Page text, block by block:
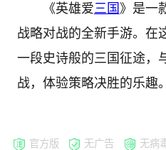
《英雄爱三国 》是一
战略对战的全新手游。在
一段史诗般的三国征途，
战，体验策略决胜的乐趣。
官方版 无广告 无病